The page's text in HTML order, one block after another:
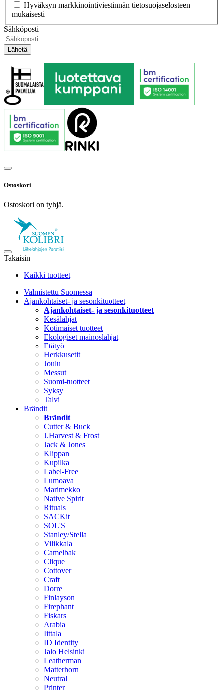
Hyväksyn markkinointiviestinnän tietosuojaselosteen
mukaisesti
Sähköposti
Ostoskori
Ostoskori on tyhjä.
Takaisin
Kaikki tuotteet
Valmistettu Suomessa
Ajankohtaiset- ja sesonkituotteet
Ajankohtaiset- ja sesonkituotteet
Kesälahjat
Kotimaiset tuotteet
Ekologiset mainoslahjat
Etätyö
Herkkusetit
Joulu
Messut
Suomi-tuotteet
Syksy
Talvi
Brändit
Brändit
Cutter & Buck
J.Harvest & Frost
Jack & Jones
Klippan
Kupilka
Label-Free
Lumoava
Marimekko
Native Spirit
Rituals
SACKit
SOL'S
Stanley/Stella
Vilikkala
Camelbak
Clique
Cottover
Craft
Dorre
Finlayson
Firephant
Fiskars
Arabia
Iittala
ID Identity
Jalo Helsinki
Leatherman
Matterhorn
Neutral
Printer